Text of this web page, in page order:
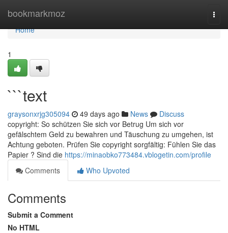
bookmarkmoz
Home
Home
1
```text
graysonxrjg305094 49 days ago News
Discuss
copyright: So schützen Sie sich vor Betrug Um sich vor
gefälschtem Geld zu bewahren und Täuschung zu umgehen, ist
Achtung geboten. Prüfen Sie copyright sorgfältig: Fühlen Sie das
Papier ? Sind die https://minaobko773484.vblogetin.com/profile
Comments
Who Upvoted
Comments
Submit a Comment
No HTML